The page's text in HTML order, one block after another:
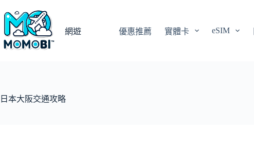
至
要
網遊 優惠推薦 實體卡 eSIM
日本大阪交通攻略